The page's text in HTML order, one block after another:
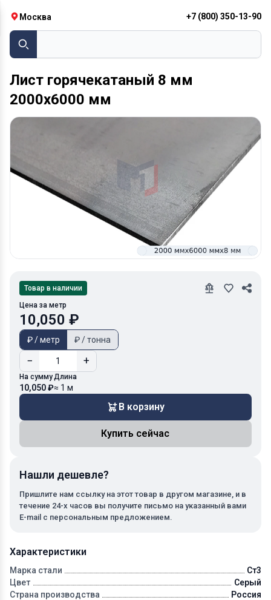
Москва +7 (800) 350-13-90
Винто
Лист горячекатаный 8 мм
2000х6000 мм
Характеристики
Марка стали
Ст3
Цвет
Серый
Страна производства
Россия
Товар в наличии
Цена за метр
10,050 ₽
₽ / метр ₽ / тонна
− +
На сумму
10,050 ₽
Длина
≈ 1 м
В корзину
Купить сейчас
Нашли дешевле?
Пришлите нам ссылку на этот товар в другом магазине, и в
течение 24-х часов вы получите письмо на указанный вами
E-mail с персональным предложением.